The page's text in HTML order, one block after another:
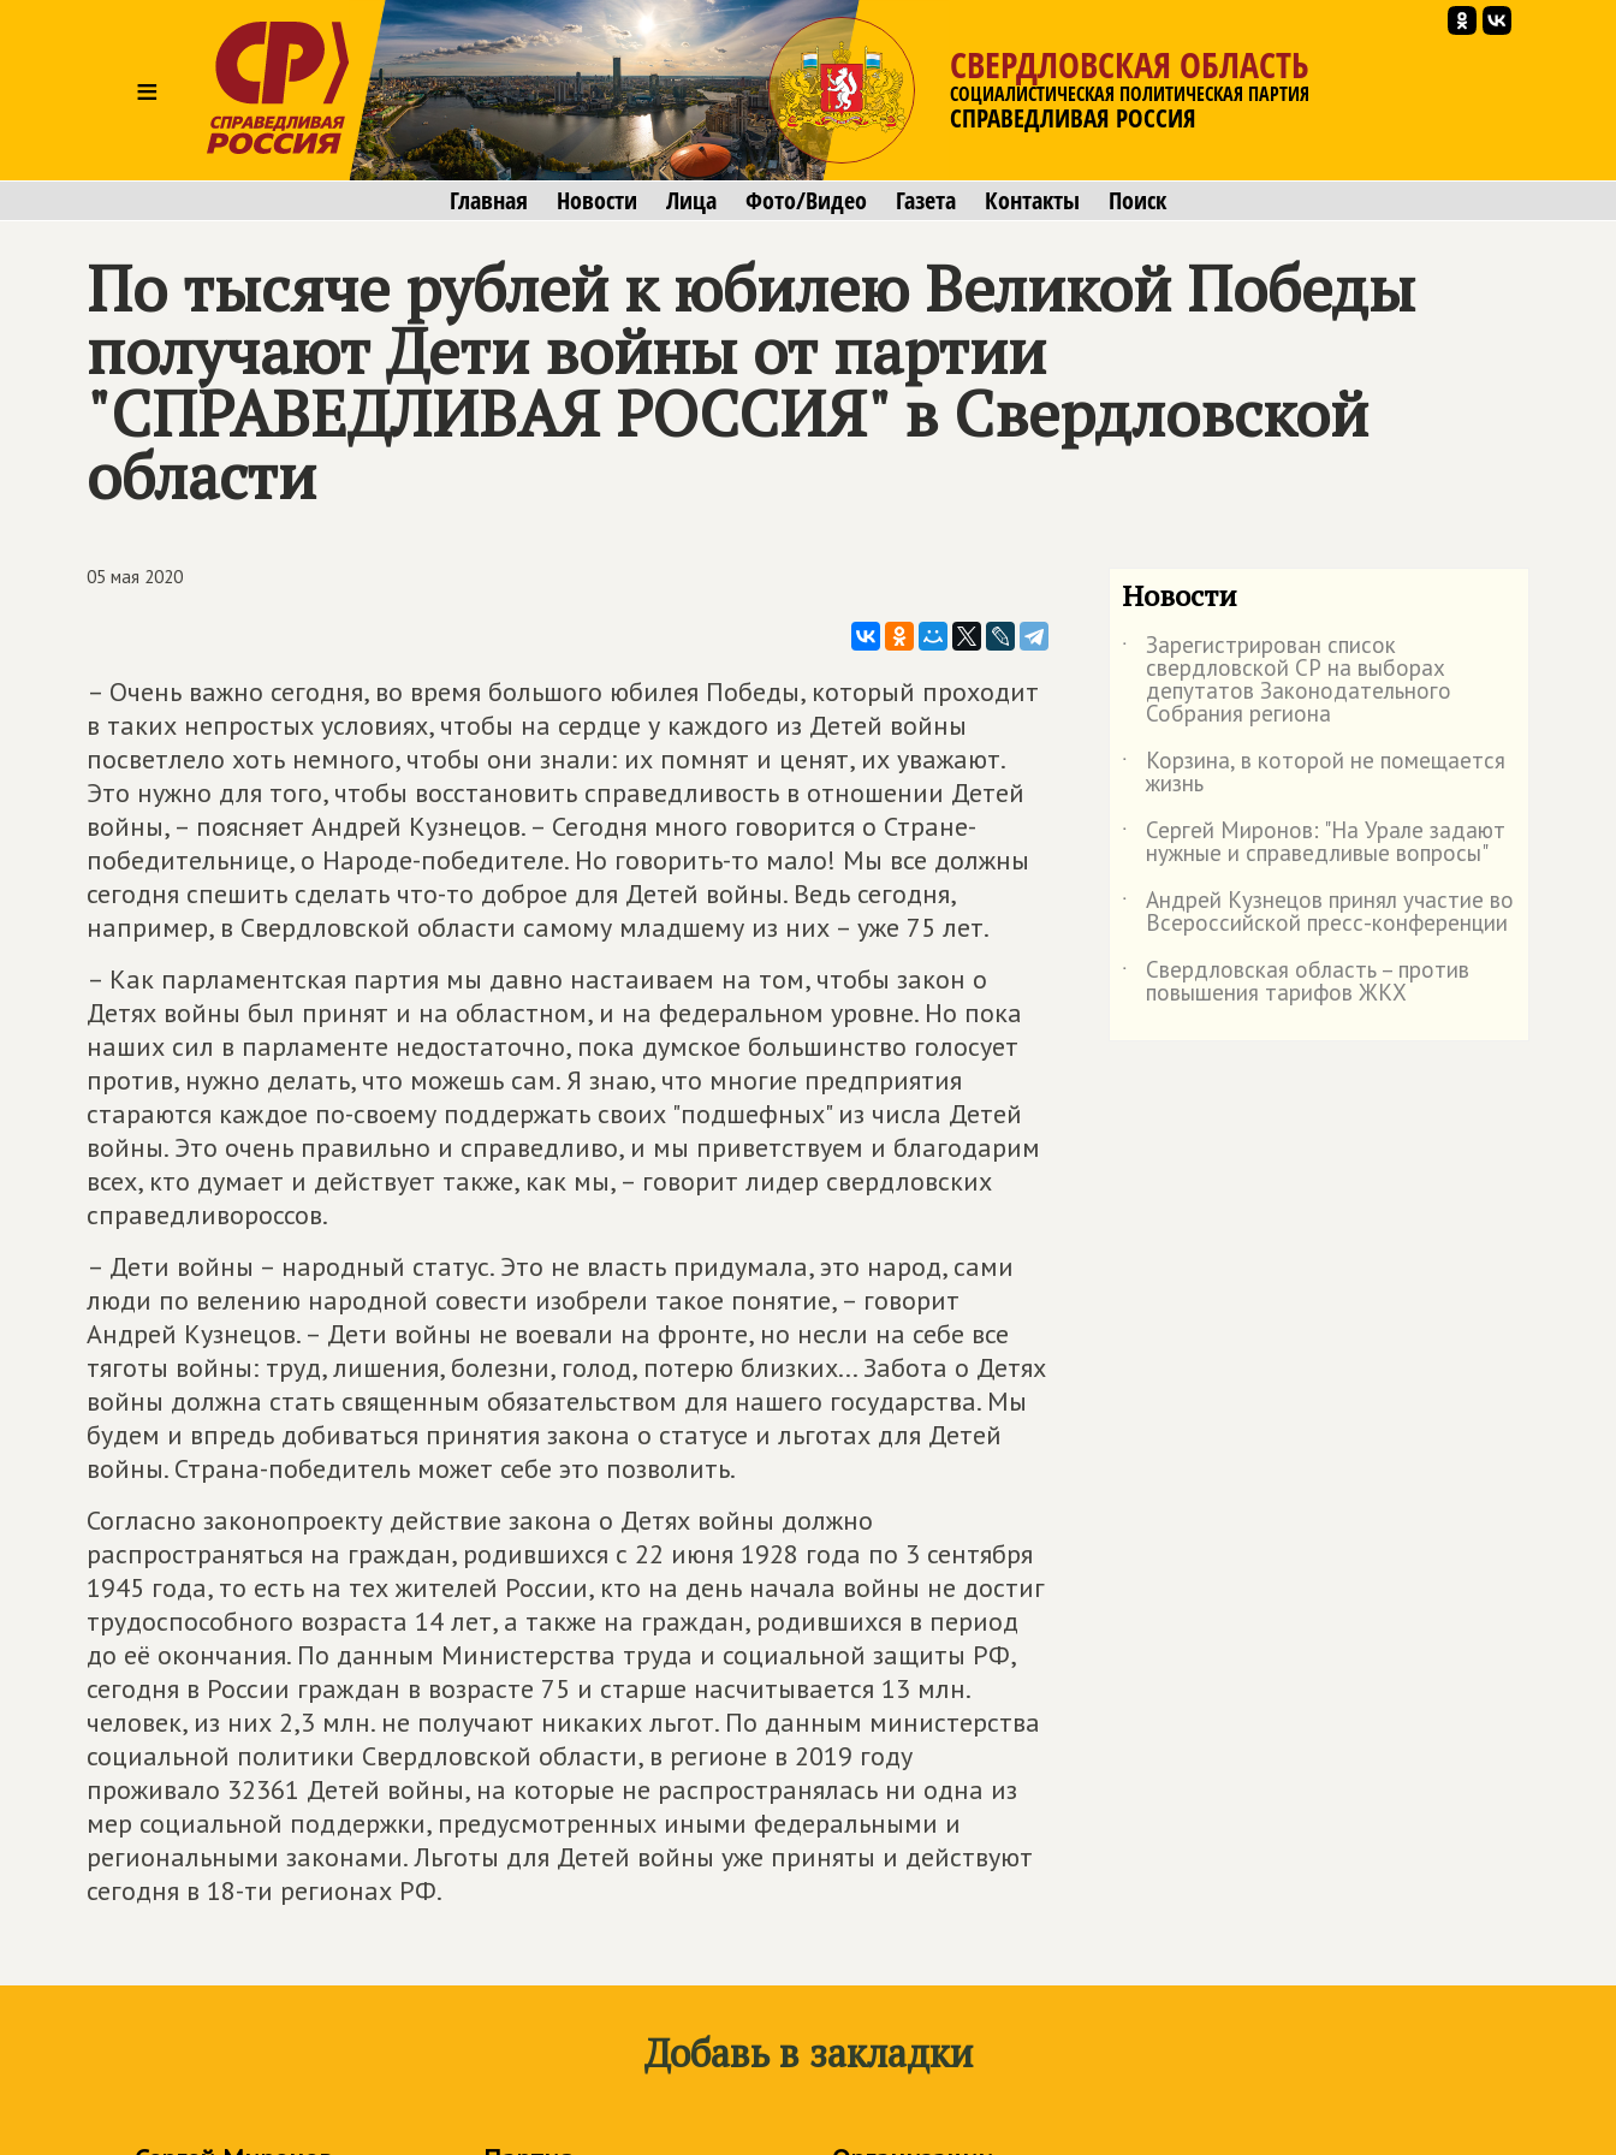
≡
СВЕРДЛОВСКАЯ ОБЛАСТЬ
СОЦИАЛИСТИЧЕСКАЯ ПОЛИТИЧЕСКАЯ ПАРТИЯ
СПРАВЕДЛИВАЯ РОССИЯ
Главная Новости Лица Фото/Видео Газета Контакты Поиск
По тысяче рублей к юбилею Великой Победы
получают Дети войны от партии
"СПРАВЕДЛИВАЯ РОССИЯ" в Свердловской
области
05 мая 2020
– Очень важно сегодня, во время большого юбилея Победы, который проходит
в таких непростых условиях, чтобы на сердце у каждого из Детей войны
посветлело хоть немного, чтобы они знали: их помнят и ценят, их уважают.
Это нужно для того, чтобы восстановить справедливость в отношении Детей
войны, – поясняет Андрей Кузнецов. – Сегодня много говорится о Стране-
победительнице, о Народе-победителе. Но говорить-то мало! Мы все должны
сегодня спешить сделать что-то доброе для Детей войны. Ведь сегодня,
например, в Свердловской области самому младшему из них – уже 75 лет.
– Как парламентская партия мы давно настаиваем на том, чтобы закон о
Детях войны был принят и на областном, и на федеральном уровне. Но пока
наших сил в парламенте недостаточно, пока думское большинство голосует
против, нужно делать, что можешь сам. Я знаю, что многие предприятия
стараются каждое по-своему поддержать своих "подшефных" из числа Детей
войны. Это очень правильно и справедливо, и мы приветствуем и благодарим
всех, кто думает и действует также, как мы, – говорит лидер свердловских
справедливороссов.
– Дети войны – народный статус. Это не власть придумала, это народ, сами
люди по велению народной совести изобрели такое понятие, – говорит
Андрей Кузнецов. – Дети войны не воевали на фронте, но несли на себе все
тяготы войны: труд, лишения, болезни, голод, потерю близких... Забота о Детях
войны должна стать священным обязательством для нашего государства. Мы
будем и впредь добиваться принятия закона о статусе и льготах для Детей
войны. Страна-победитель может себе это позволить.
Согласно законопроекту действие закона о Детях войны должно
распространяться на граждан, родившихся с 22 июня 1928 года по 3 сентября
1945 года, то есть на тех жителей России, кто на день начала войны не достиг
трудоспособного возраста 14 лет, а также на граждан, родившихся в период
до её окончания. По данным Министерства труда и социальной защиты РФ,
сегодня в России граждан в возрасте 75 и старше насчитывается 13 млн.
человек, из них 2,3 млн. не получают никаких льгот. По данным министерства
социальной политики Свердловской области, в регионе в 2019 году
проживало 32361 Детей войны, на которые не распространялась ни одна из
мер социальной поддержки, предусмотренных иными федеральными и
региональными законами. Льготы для Детей войны уже приняты и действуют
сегодня в 18-ти регионах РФ.
Новости
˙ Зарегистрирован список
свердловской СР на выборах
депутатов Законодательного
Собрания региона
˙
Корзина, в которой не помещается
жизнь
˙
Сергей Миронов: "На Урале задают
нужные и справедливые вопросы"
˙
Андрей Кузнецов принял участие во
Всероссийской пресс-конференции
˙
Свердловская область – против
повышения тарифов ЖКХ
Добавь в закладки